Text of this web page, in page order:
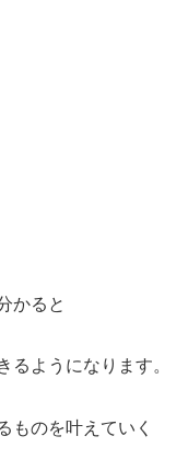
かると
るようになります。
ものを叶えていく